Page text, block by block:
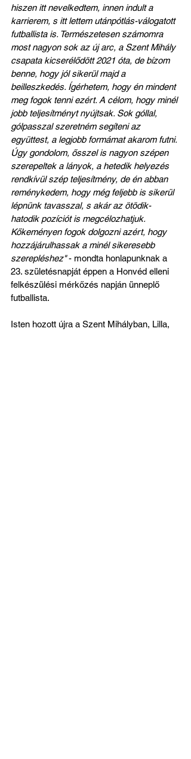
hiszen itt nevelkedtem, innen indult a
karrierem, s itt lettem utánpótlás-válogatott
futballista is. Természetesen számomra
most nagyon sok az új arc, a Szent Mihály
csapata kicserélődött 2021 óta, de bízom
benne, hogy jól sikerül majd a
beilleszkedés. Ígérhetem, hogy én mindent
meg fogok tenni ezért. A célom, hogy minél
jobb teljesítményt nyújtsak. Sok góllal,
gólpasszal szeretném segíteni az
együttest, a legjobb formámat akarom futni.
Úgy gondolom, ősszel is nagyon szépen
szerepeltek a lányok, a hetedik helyezés
rendkívül szép teljesítmény, de én abban
reménykedem, hogy még feljebb is sikerül
lépnünk tavasszal, s akár az ötödik-
hatodik pozíciót is megcélozhatjuk.
Kőkeményen fogok dolgozni azért, hogy
hozzájárulhassak a minél sikeresebb
szerepléshez" - mondta honlapunknak a
23. születésnapját éppen a Honvéd elleni
felkészülési mérkőzés napján ünneplő
futballista.
Isten hozott újra a Szent Mihályban, Lilla,